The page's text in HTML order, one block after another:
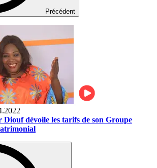
Précédent
dévoile les tarifs de son Groupe